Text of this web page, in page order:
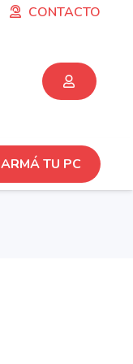
CONTACTO
ARMÁ TU PC